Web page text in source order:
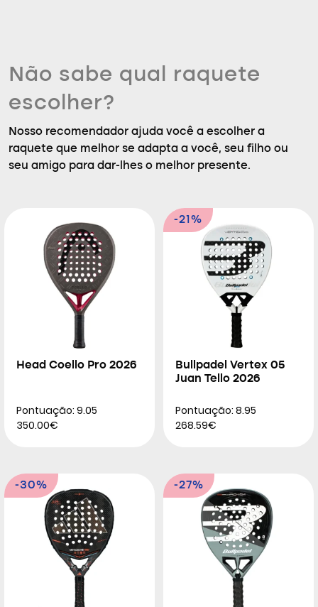
Não sabe qual raquete
escolher?
Nosso recomendador ajuda você a escolher a
raquete que melhor se adapta a você, seu filho ou
seu amigo para dar-lhes o melhor presente.
Head Coello Pro 2026
Pontuação: 9.05
350.00€
-21%
Bullpadel Vertex 05
Juan Tello 2026
Pontuação: 8.95
268.59€
-30% -27%